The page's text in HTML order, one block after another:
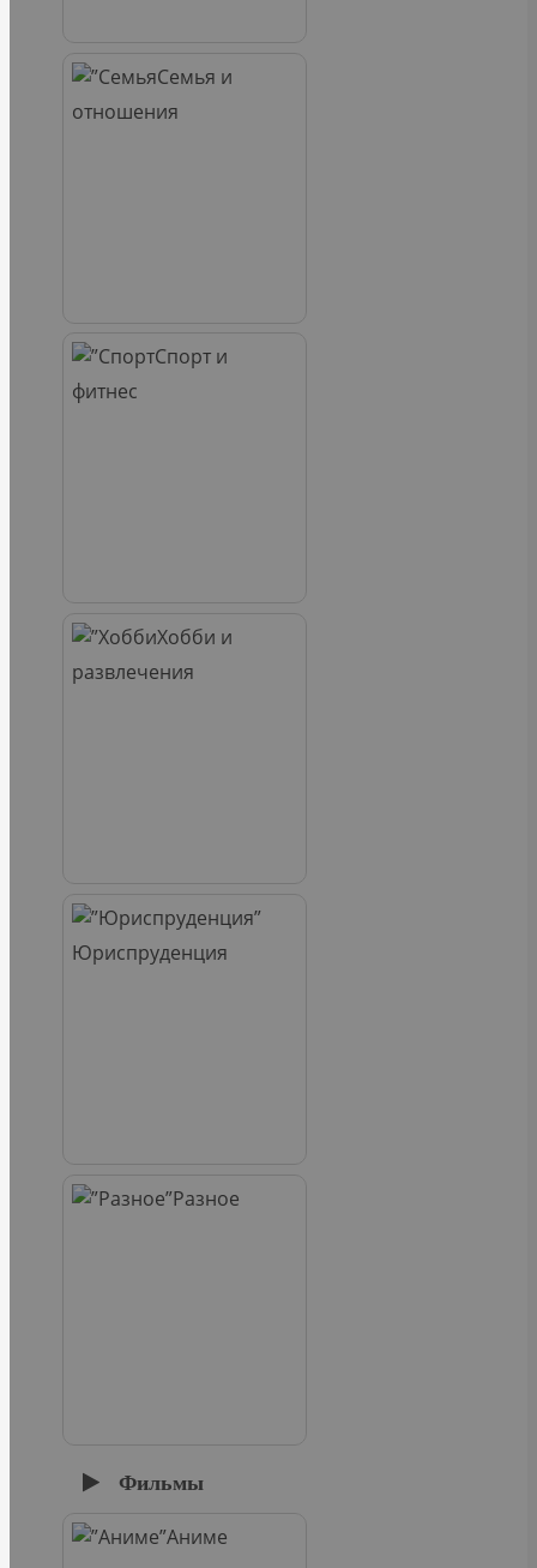
Семья и
отношения
Спорт и
фитнес
Хобби и
развлечения
Юриспруденция
Разное
Фильмы
Аниме